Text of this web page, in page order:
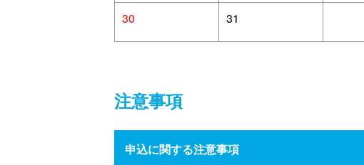
30 31
注意事項
申込に関する注意事項